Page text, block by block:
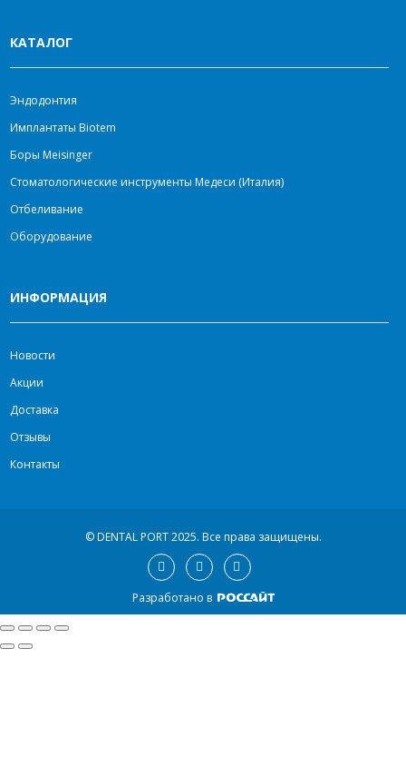
КАТАЛОГ
Эндодонтия
Имплантаты Biotem
Боры Meisinger
Стоматологические инструменты Медеси (Италия)
Отбеливание
Оборудование
ИНФОРМАЦИЯ
Новости
Акции
Доставка
Отзывы
Контакты
© DENTAL PORT 2025. Все права защищены.
Разработано в